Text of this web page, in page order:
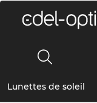
Lunettes de soleil